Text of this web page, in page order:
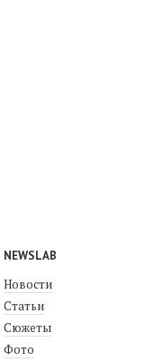
NEWSLAB
Новости
Статьи
Сюжеты
Фото